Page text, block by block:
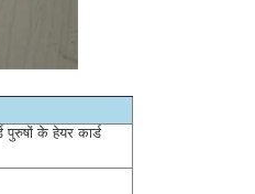
पुरुषों के हेयर कार्ड